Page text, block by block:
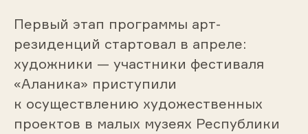
Первый этап программы арт-
резиденций стартовал в апреле:
художники — участники фестиваля
«Аланика» приступили
к осуществлению художественных
проектов в малых музеях Республики